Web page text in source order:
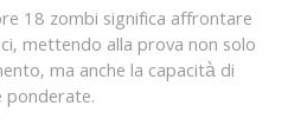
18 zombi significa affrontare
mettendo alla prova non solo
ma anche la capacità di
ponderate.